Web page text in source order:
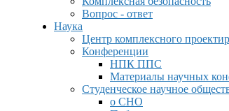
Вопрос - ответ
Наука
Центр комплексного
Конференции
НПК ППС
Материалы научных
Студенческое научное
о СНО